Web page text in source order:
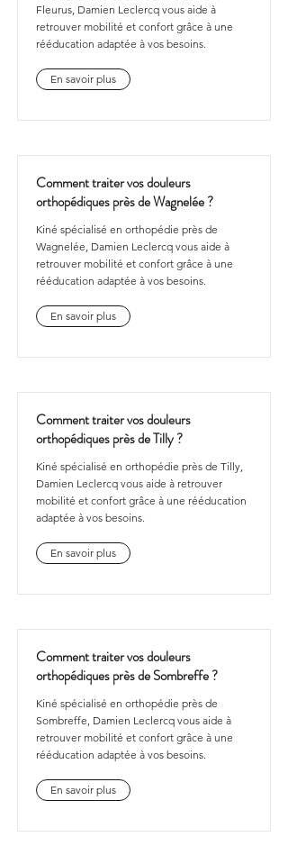
Fleurus, Damien Leclercq vous aide à
retrouver mobilité et confort grâce à une
rééducation adaptée à vos besoins.
En savoir plus
Comment traiter vos douleurs
orthopédiques près de Wagnelée ?
Kiné spécialisé en orthopédie près de
Wagnelée, Damien Leclercq vous aide à
retrouver mobilité et confort grâce à une
rééducation adaptée à vos besoins.
En savoir plus
Comment traiter vos douleurs
orthopédiques près de Tilly ?
Kiné spécialisé en orthopédie près de Tilly,
Damien Leclercq vous aide à retrouver
mobilité et confort grâce à une rééducation
adaptée à vos besoins.
En savoir plus
Comment traiter vos douleurs
orthopédiques près de Sombreffe ?
Kiné spécialisé en orthopédie près de
Sombreffe, Damien Leclercq vous aide à
retrouver mobilité et confort grâce à une
rééducation adaptée à vos besoins.
En savoir plus